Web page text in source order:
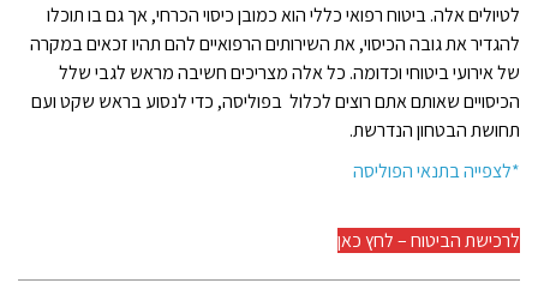
לטיולים אלה. ביטוח רפואי כללי הוא כמובן כיסוי הכרחי, אך גם בו תוכלו
להגדיר את גובה הכיסוי, את השירותים הרפואיים להם תהיו זכאים במקרה
של אירועי ביטוחי וכדומה. כל אלה מצריכים חשיבה מראש לגבי שלל
הכיסויים שאותם אתם רוצים לכלול בפוליסה, כדי לנסוע בראש שקט ועם
תחושת הבטחון הנדרשת.
*לצפייה בתנאי הפוליסה
לרכישת הביטוח – לחץ כאן